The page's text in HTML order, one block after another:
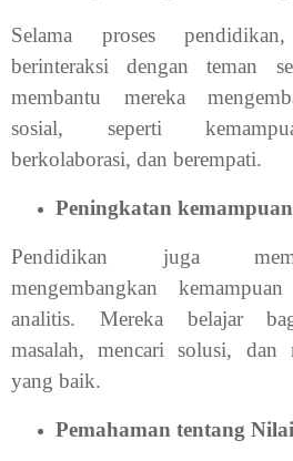
Selama proses
berinteraksi dengan teman
membantu mereka
sosial, seperti
berkolaborasi, dan berempati.
Peningkatan
Pendidikan juga
mengembangkan
analitis. Mereka belajar
masalah, mencari solusi, dan
yang baik.
Pemahaman tentang